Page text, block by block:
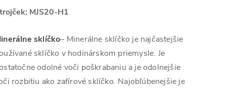
MJS20-H1
sklíčko– Minerálne sklíčko je najčastejšie
sklíčko v hodinárskom priemysle. Je
odolné voči poškrabaniu a je odolnejšie
rozbitiu ako zafírové sklíčko. Najobľúbenejšie je